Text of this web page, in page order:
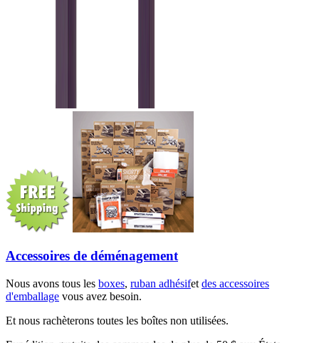
Accessoires de déménagement
Nous avons tous les boxes, ruban adhésifet des accessoires
d'emballage vous avez besoin.
Et nous rachèterons toutes les boîtes non utilisées.